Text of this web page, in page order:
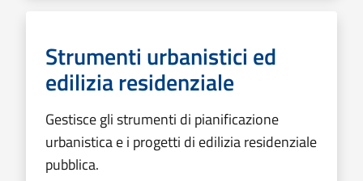
Strumenti urbanistici ed
edilizia residenziale
Gestisce gli strumenti di pianificazione
urbanistica e i progetti di edilizia residenziale
pubblica.